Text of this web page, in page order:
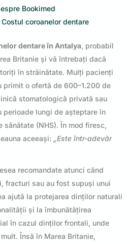
Bookimed
coroanelor dentare
dentare în Antalya, probabil
Britanie și vă întrebați dacă
în străinătate. Mulți pacienți
primit o ofertă de 600–1.200 de
stomatologică privată sau
perioade lungi de așteptare în
(NHS). În mod firesc,
aceeași:
„Este într-adevăr
recomandate atunci când
fracturi sau au fost supuși unui
ajută la protejarea dinților naturali
și la îmbunătățirea
în cazul dinților frontali, unde
Însă în Marea Britanie,